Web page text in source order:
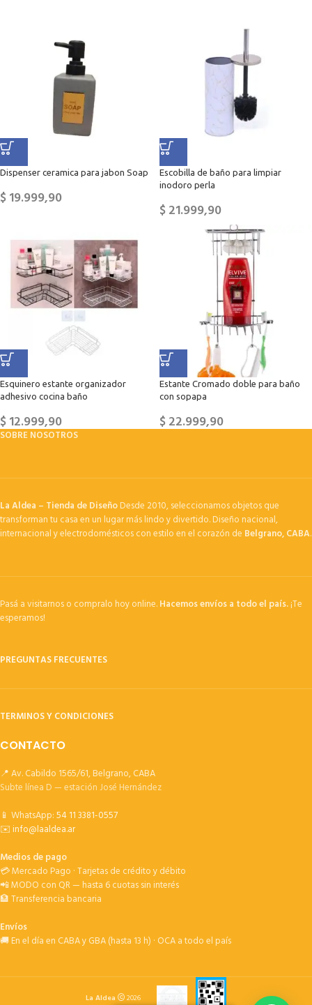
Dispenser ceramica para jabon Soap
$19.999,90
Escobilla de baño para limpiar
inodoro perla
$21.999,90
Esquinero estante organizador
adhesivo cocina baño
$12.999,90
Estante Cromado doble para baño
con sopapa
$22.999,90
SOBRE NOSOTROS
La Aldea – Tienda de DiseñoDesde 2010, seleccionamos objetos que
transforman tu casa en un lugar más lindo y divertido. Diseño nacional,
internacional y electrodomésticos con estilo en el corazón de Belgrano, CABA.
Pasá a visitarnos o compralo hoy online.Hacemos envíos a todo el país.¡Te
esperamos!
PREGUNTAS FRECUENTES
TERMINOS Y CONDICIONES
CONTACTO
📍 Av. Cabildo 1565/61, Belgrano, CABA
Subte línea D — estación José Hernández
📱 WhatsApp:54 11 3381-0557
✉️info@laaldea.ar
Medios de pago
💳 Mercado Pago · Tarjetas de crédito y débito
📲 MODO con QR — hasta 6 cuotas sin interés
🏦 Transferencia bancaria
Envíos
🚚 En el día en CABA y GBA (hasta 13 h) · OCA a todo el país
La Aldea 2026